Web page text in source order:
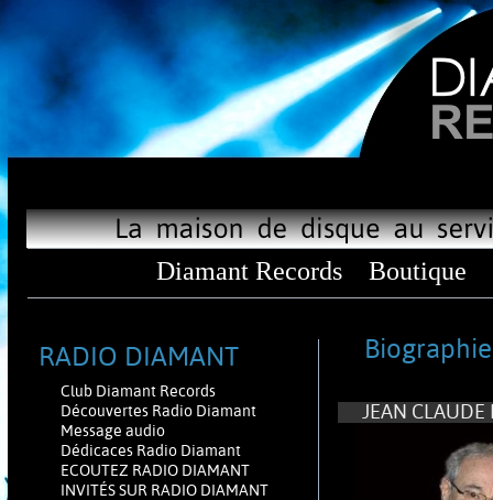
Diamant Records Boutique
RADIO DIAMANT
Club Diamant Records
Découvertes Radio Diamant
Message audio
Dédicaces Radio Diamant
ECOUTEZ RADIO DIAMANT
INVITÉS SUR RADIO DIAMANT
Biographie
JEAN CLAUDE